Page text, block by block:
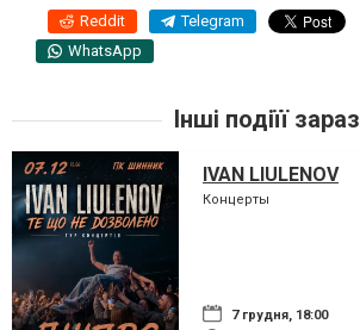
Reddit Telegram
WhatsApp
Інші подіїї зараз
IVAN LIULENOV
Концерты
7 грудня, 18:00